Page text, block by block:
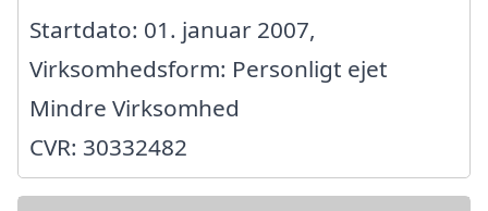
Startdato: 01. januar 2007,
Virksomhedsform: Personligt ejet
Mindre Virksomhed
CVR: 30332482